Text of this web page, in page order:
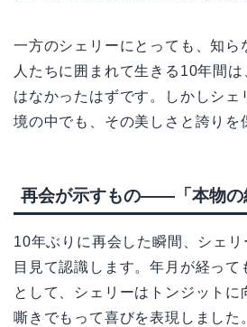
一方のシェリーにとっても、知ら
人たちに囲まれて生きる10年間
はなかったはずです。しかしシェ
境の中でも、その美しさと誇りを
再会が示すもの——「本物の
10年ぶりに再会した瞬間、シェ
目見て認識します。年月が経って
として、シェリーはトンジットに
嘶きでもって喜びを表現しました